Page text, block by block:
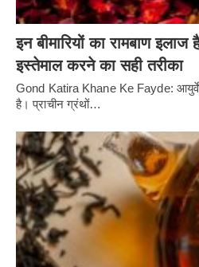
इन बीमारियों का रामबाण इलाज
इस्तेमाल करने का सही तरीका
Gond Katira Khane Ke Fayde: आयुर्वेद
है। प्राचीन ग्रंथों…